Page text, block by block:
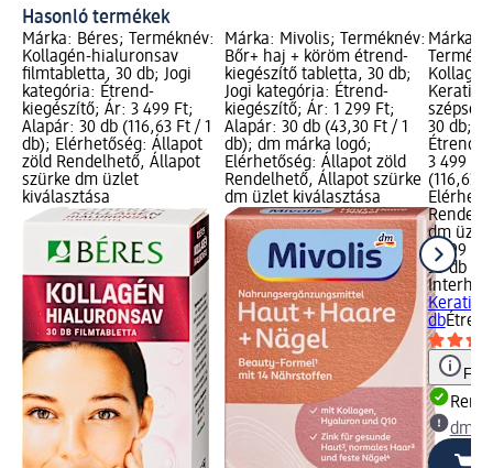
Hasonló termékek
Márka: Béres; Terméknév:
Kollagén-hialuronsav
filmtabletta, 30 db; Jogi
kategória: Étrend-
kiegészítő; Ár: 3 499 Ft;
Alapár: 30 db (116,63 Ft / 1
db); Elérhetőség: Állapot
zöld Rendelhető, Állapot
szürke dm üzlet
kiválasztása
Márka: Mivolis; Terméknév:
Bőr+ haj + köröm étrend-
kiegészítő tabletta, 30 db;
Jogi kategória: Étrend-
kiegészítő; Ár: 1 299 Ft;
Alapár: 30 db (43,30 Ft / 1
db); dm márka logó;
Elérhetőség: Állapot zöld
Rendelhető, Állapot szürke
dm üzlet kiválasztása
Márka:
Keratin
30 db;
Étrend-
3 499
(116,63
dm
3 499 Ft
30 db
Keratin
db
dm